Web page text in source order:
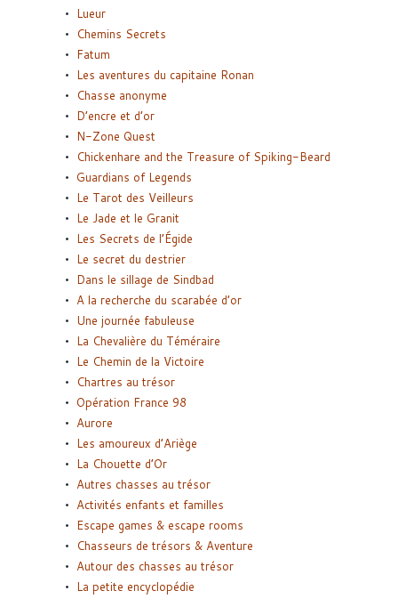
Lueur
Chemins Secrets
Fatum
Les aventures du capitaine Ronan
Chasse anonyme
D’encre et d’or
N-Zone Quest
Chickenhare and the Treasure of Spiking-Beard
Guardians of Legends
Le Tarot des Veilleurs
Le Jade et le Granit
Les Secrets de l’Égide
Le secret du destrier
Dans le sillage de Sindbad
A la recherche du scarabée d’or
Une journée fabuleuse
La Chevalière du Téméraire
Le Chemin de la Victoire
Chartres au trésor
Opération France 98
Aurore
Les amoureux d’Ariège
La Chouette d’Or
Autres chasses au trésor
Activités enfants et familles
Escape games & escape rooms
Chasseurs de trésors & Aventure
Autour des chasses au trésor
La petite encyclopédie